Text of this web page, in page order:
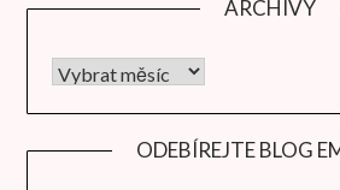
ARCHIVY
Archivy
ODEBÍREJTE BLOG